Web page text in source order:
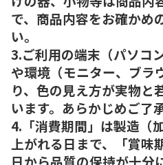
で、商品内容をお確かめ
い。
3.ご利用の端末（パソコ
や環境（モニター、ブラ
り、色の見え方が実物と
います。あらかじめご了
4.「消費期間」は製造（
上がれる日まで、「賞味